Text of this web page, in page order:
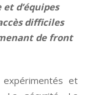
d’équipes
difficiles
de front
et